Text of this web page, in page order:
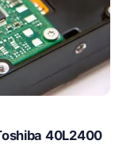
40L2400